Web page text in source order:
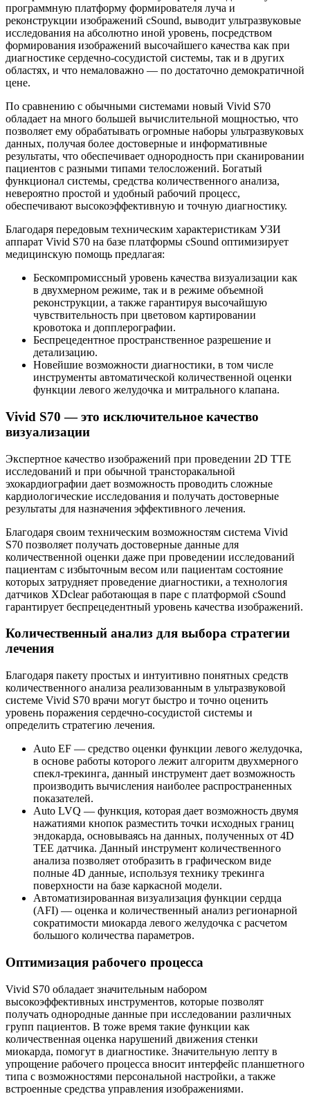
программную платформу формирователя луча и
реконструкции изображений cSound, выводит ультразвуковые
исследования на абсолютно иной уровень, посредством
формирования изображений высочайшего качества как при
диагностике сердечно-сосудистой системы, так и в других
областях, и что немаловажно — по достаточно демократичной
цене.
По сравнению с обычными системами новый Vivid S70
обладает на много большей вычислительной мощностью, что
позволяет ему обрабатывать огромные наборы ультразвуковых
данных, получая более достоверные и информативные
результаты, что обеспечивает однородность при сканировании
пациентов с разными типами телосложений. Богатый
функционал системы, средства количественного анализа,
невероятно простой и удобный рабочий процесс,
обеспечивают высокоэффективную и точную диагностику.
Благодаря передовым техническим характеристикам УЗИ
аппарат Vivid S70 на базе платформы cSound оптимизирует
медицинскую помощь предлагая:
Бескомпромиссный уровень качества визуализации как
в двухмерном режиме, так и в режиме объемной
реконструкции, а также гарантируя высочайшую
чувствительность при цветовом картировании
кровотока и допплерографии.
Беспрецедентное пространственное разрешение и
детализацию.
Новейшие возможности диагностики, в том числе
инструменты автоматической количественной оценки
функции левого желудочка и митрального клапана.
Vivid S70 — это исключительное качество
визуализации
Экспертное качество изображений при проведении 2D TTE
исследований и при обычной трансторакальной
эхокардиографии дает возможность проводить сложные
кардиологические исследования и получать достоверные
результаты для назначения эффективного лечения.
Благодаря своим техническим возможностям система Vivid
S70 позволяет получать достоверные данные для
количественной оценки даже при проведении исследований
пациентам с избыточным весом или пациентам состояние
которых затрудняет проведение диагностики, а технология
датчиков XDclear работающая в паре с платформой cSound
гарантирует беспрецедентный уровень качества изображений.
Количественный анализ для выбора стратегии
лечения
Благодаря пакету простых и интуитивно понятных средств
количественного анализа реализованным в ультразвуковой
системе Vivid S70 врачи могут быстро и точно оценить
уровень поражения сердечно-сосудистой системы и
определить стратегию лечения.
Auto EF — средство оценки функции левого желудочка,
в основе работы которого лежит алгоритм двухмерного
спекл-трекинга, данный инструмент дает возможность
производить вычисления наиболее распространенных
показателей.
Auto LVQ — функция, которая дает возможность двумя
нажатиями кнопок разместить точки исходных границ
эндокарда, основываясь на данных, полученных от 4D
TEE датчика. Данный инструмент количественного
анализа позволяет отобразить в графическом виде
полные 4D данные, используя технику трекинга
поверхности на базе каркасной модели.
Автоматизированная визуализация функции сердца
(AFI) — оценка и количественный анализ регионарной
сократимости миокарда левого желудочка с расчетом
большого количества параметров.
Оптимизация рабочего процесса
Vivid S70 обладает значительным набором
высокоэффективных инструментов, которые позволят
получать однородные данные при исследовании различных
групп пациентов. В тоже время такие функции как
количественная оценка нарушений движения стенки
миокарда, помогут в диагностике. Значительную лепту в
упрощение рабочего процесса вносит интерфейс планшетного
типа с возможностями персональной настройки, а также
встроенные средства управления изображениями.